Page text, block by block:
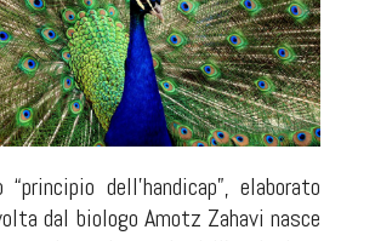
dell'handicap”, elaborato
dal biologo Amotz Zahavi nasce